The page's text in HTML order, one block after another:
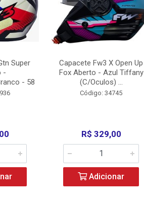
Super
-
- 58
Capacete Fw3 X Open Up
Fox Aberto - Azul Tiffany
(C/Oculos) ...
Código: 34745
R$ 329,00
Adicionar